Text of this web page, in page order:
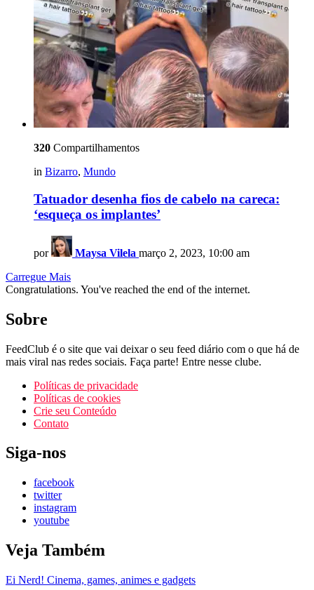
320 Compartilhamentos
in Bizarro, Mundo
Tatuador desenha fios de cabelo na careca:
‘esqueça os implantes’
por Maysa Vilela março 2, 2023, 10:00 am
Carregue Mais
Congratulations. You've reached the end of the internet.
Sobre
FeedClub é o site que vai deixar o seu feed diário com o que há de
mais viral nas redes sociais. Faça parte! Entre nesse clube.
Políticas de privacidade
Políticas de cookies
Crie seu Conteúdo
Contato
Siga-nos
facebook
twitter
instagram
youtube
Veja Também
Ei Nerd! Cinema, games, animes e gadgets